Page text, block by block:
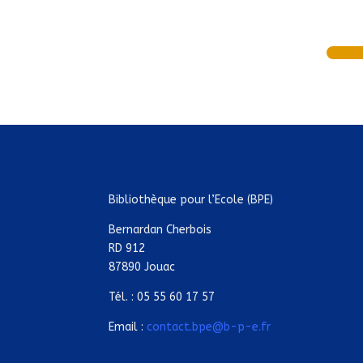
Bibliothèque pour l’Ecole (BPE)
Bernardan Cherbois
RD 912
87890 Jouac
Tél. : 05 55 60 17 57
Email : contact.bpe@b-p-e.fr